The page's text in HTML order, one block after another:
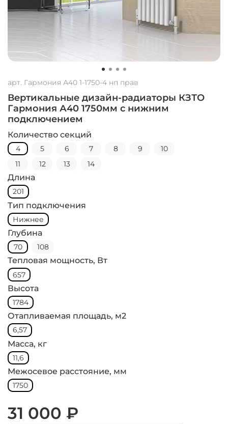
арт. Гармония А40 1-1750-4 нп прав
Вертикальные дизайн-радиаторы КЗТО
Гармония А40 1750мм с нижним
подключением
Количество секций
4 5 6 7 8 9
10
11
12 13 14
Длина
201
Тип подключения
Нижнее
Глубина
70 108
Тепловая мощность, Вт
657
Высота
1784
Отапливаемая площадь, м2
6,57
Масса, кг
11,6
Межосевое расстояние, мм
1750
31 000 ₽